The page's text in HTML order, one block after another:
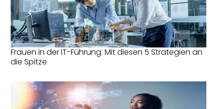
Frauen in der IT-Führung: Mit diesen 5 Strategien an
die Spitze